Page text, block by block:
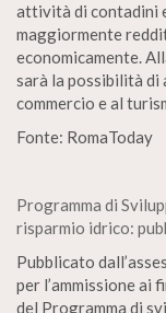
attività di contadini
maggiormente
economicamente.
sarà la possibilità
commercio e al
Fonte: RomaToday
Programma di
risparmio idrico:
Pubblicato
per l’ammissione ai
del Programma di